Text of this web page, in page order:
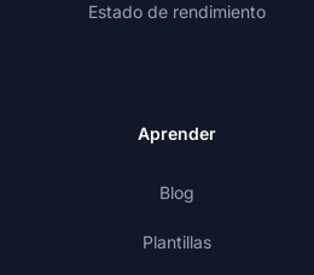
Estado de rendimiento
Aprender
Blog
Plantillas